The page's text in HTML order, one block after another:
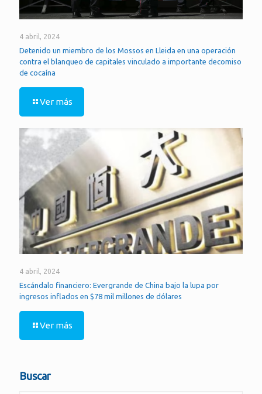
4 abril, 2024
Detenido un miembro de los Mossos en Lleida en una operación
contra el blanqueo de capitales vinculado a importante decomiso
de cocaína
Ver más
4 abril, 2024
Escándalo financiero: Evergrande de China bajo la lupa por
ingresos inflados en $78 mil millones de dólares
Ver más
Buscar